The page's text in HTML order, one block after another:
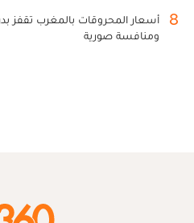
8
أسعار المحروقات بالمغرب تقفز
ومنافسة صورية